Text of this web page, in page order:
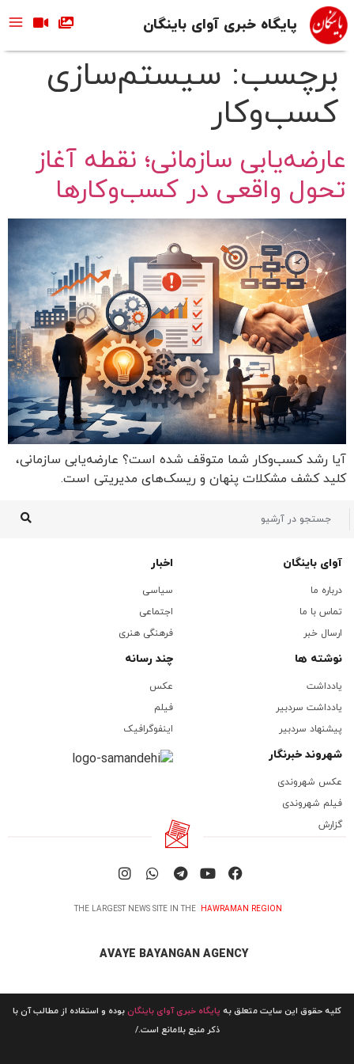
پایگاه خبری آوای باینگان
برچسب: سیستم‌سازی
کسب‌وکار
عارضه‌یابی سازمانی؛ نقطه آغاز
تحول واقعی در کسب‌وکارها
آیا رشد کسب‌وکار شما متوقف شده است؟ عارضه‌یابی سازمانی،
کلید کشف مشکلات پنهان و ریسک‌های مدیریتی است.
آوای باینگان
درباره ما
تماس با ما
ارسال خبر
اخبار
سیاسی
اجتماعی
فرهنگی هنری
نوشته ها
یادداشت
یادداشت سردبیر
پیشنهاد سردبیر
چند رسانه
عکس
فیلم
اینفوگرافیک
شهروند خبرنگار
عکس شهروندی
فیلم شهروندی
گزارش
THE LARGEST NEWS SITE IN THE HAWRAMAN REGION
AVAYE BAYANGAN AGENCY
کلیه حقوق این سایت متعلق به پایگاه خبری آوای باینگانبوده و استفاده از مطالب آن با
ذکر منبع بلامانع است./